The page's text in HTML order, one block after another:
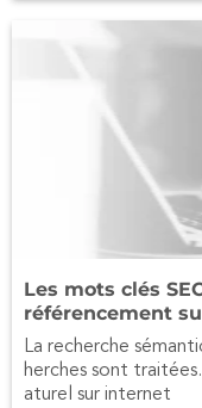
Les mots clés
référencement
La recherche
herches sont
aturel sur internet